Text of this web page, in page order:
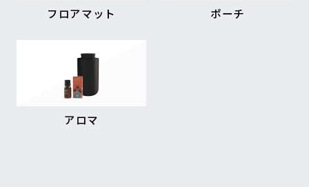
フロアマット ポーチ
アロマ